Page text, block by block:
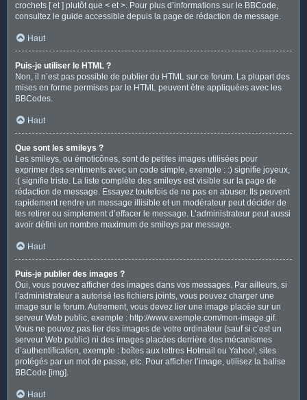
crochets [ et ] plutôt que < et >. Pour plus d’informations sur le BBCode,
consultez le guide accessible depuis la page de rédaction de message.
Haut
Puis-je utiliser le HTML ?
Non, il n’est pas possible de publier du HTML sur ce forum. La plupart des
mises en forme permises par le HTML peuvent être appliquées avec les
BBCodes.
Haut
Que sont les smileys ?
Les smileys, ou émoticônes, sont de petites images utilisées pour
exprimer des sentiments avec un code simple, exemple : :) signifie joyeux,
:( signifie triste. La liste complète des smileys est visible sur la page de
rédaction de message. Essayez toutefois de ne pas en abuser. Ils peuvent
rapidement rendre un message illisible et un modérateur peut décider de
les retirer ou simplement d’effacer le message. L’administrateur peut aussi
avoir défini un nombre maximum de smileys par message.
Haut
Puis-je publier des images ?
Oui, vous pouvez afficher des images dans vos messages. Par ailleurs, si
l’administrateur a autorisé les fichiers joints, vous pouvez charger une
image sur le forum. Autrement, vous devez lier une image placée sur un
serveur Web public, exemple : http://www.exemple.com/mon-image.gif.
Vous ne pouvez pas lier des images de votre ordinateur (sauf si c’est un
serveur Web public) ni des images placées derrière des mécanismes
d’authentification, exemple : boîtes aux lettres Hotmail ou Yahoo!, sites
protégés par un mot de passe, etc. Pour afficher l’image, utilisez la balise
BBCode [img].
Haut